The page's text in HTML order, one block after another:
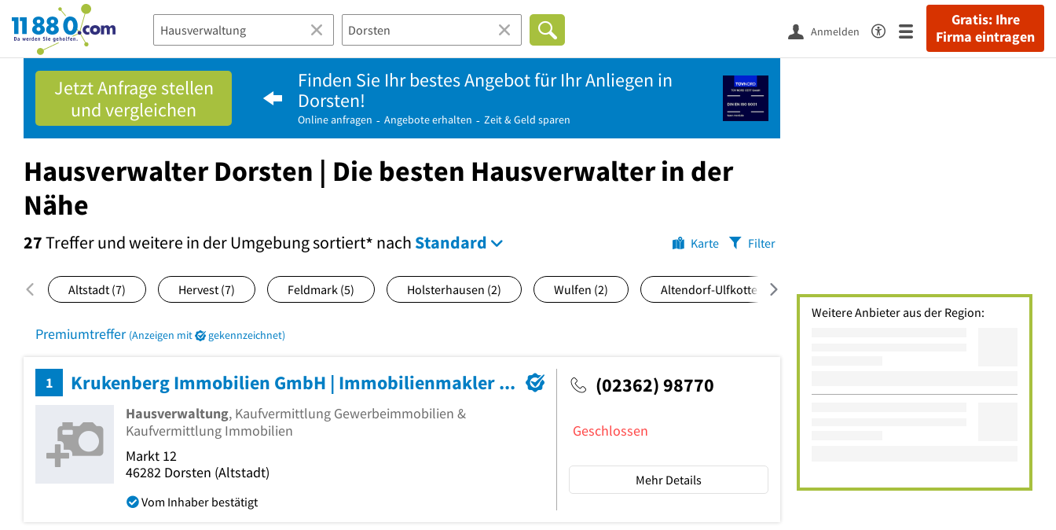
11880.com
Gratis: Ihre
Firma eintragen
Anmelden
Jetzt Anfrage stellen
und vergleichen
Finden Sie Ihr bestes Angebot für Ihr Anliegen in
Dorsten!
Online anfragen Angebote erhalten Zeit & Geld sparen
Hausverwalter Dorsten | Die besten Hausverwalter in der
Nähe
27Treffer und weitere in der Umgebungsortiert* nach Standard Karte Filter
Altstadt (7) Hervest (7) Feldmark (5) Holsterhausen (2) Wulfen (2) Altendorf-Ulfkotte (1)
Premiumtreffer (Anzeigen mit gekennzeichnet)
1 Krukenberg Immobilien GmbH | Immobilienmakler Dorsten
Hausverwaltung, Kaufvermittlung Gewerbeimmobilien &
Kaufvermittlung Immobilien
Markt 12
46282 Dorsten (Altstadt)
Vom Inhaber bestätigt
(02362) 98770
Geschlossen
Mehr Details
Weitere Anbieter aus der Region: